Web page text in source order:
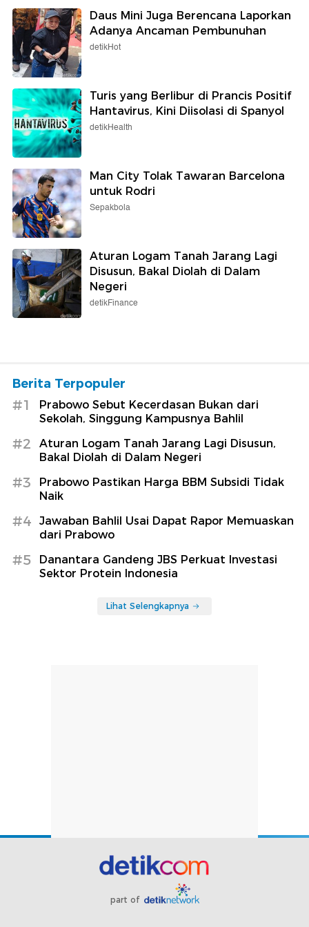
Daus Mini Juga Berencana Laporkan
Adanya Ancaman Pembunuhan
detikHot
Turis yang Berlibur di Prancis Positif
Hantavirus, Kini Diisolasi di Spanyol
detikHealth
Man City Tolak Tawaran Barcelona
untuk Rodri
Sepakbola
Aturan Logam Tanah Jarang Lagi
Disusun, Bakal Diolah di Dalam
Negeri
detikFinance
Berita Terpopuler
#1
Prabowo Sebut Kecerdasan Bukan dari
Sekolah, Singgung Kampusnya Bahlil
#2
Aturan Logam Tanah Jarang Lagi Disusun,
Bakal Diolah di Dalam Negeri
#3
Prabowo Pastikan Harga BBM Subsidi Tidak
Naik
#4
Jawaban Bahlil Usai Dapat Rapor Memuaskan
dari Prabowo
#5
Danantara Gandeng JBS Perkuat Investasi
Sektor Protein Indonesia
Lihat Selengkapnya
part of